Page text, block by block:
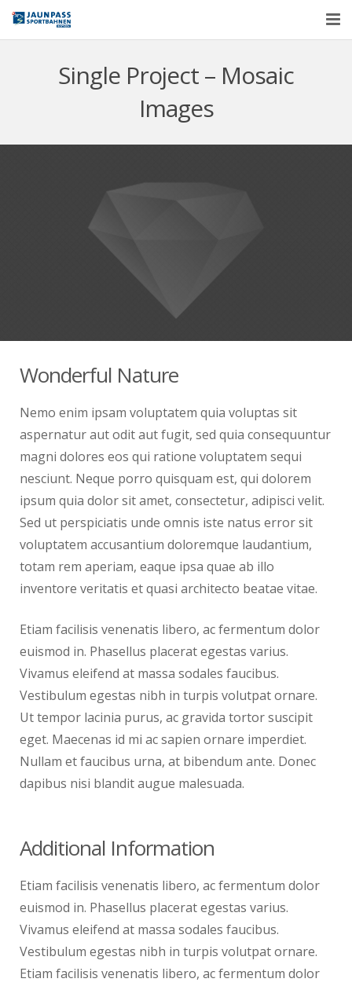
Single Project – Mosaic
Images
Wonderful Nature
Nemo enim ipsam voluptatem quia voluptas sit
aspernatur aut odit aut fugit, sed quia consequuntur
magni dolores eos qui ratione voluptatem sequi
nesciunt. Neque porro quisquam est, qui dolorem
ipsum quia dolor sit amet, consectetur, adipisci velit.
Sed ut perspiciatis unde omnis iste natus error sit
voluptatem accusantium doloremque laudantium,
totam rem aperiam, eaque ipsa quae ab illo
inventore veritatis et quasi architecto beatae vitae.
Etiam facilisis venenatis libero, ac fermentum dolor
euismod in. Phasellus placerat egestas varius.
Vivamus eleifend at massa sodales faucibus.
Vestibulum egestas nibh in turpis volutpat ornare.
Ut tempor lacinia purus, ac gravida tortor suscipit
eget. Maecenas id mi ac sapien ornare imperdiet.
Nullam et faucibus urna, at bibendum ante. Donec
dapibus nisi blandit augue malesuada.
Additional Information
Etiam facilisis venenatis libero, ac fermentum dolor
euismod in. Phasellus placerat egestas varius.
Vivamus eleifend at massa sodales faucibus.
Vestibulum egestas nibh in turpis volutpat ornare.
Etiam facilisis venenatis libero, ac fermentum dolor